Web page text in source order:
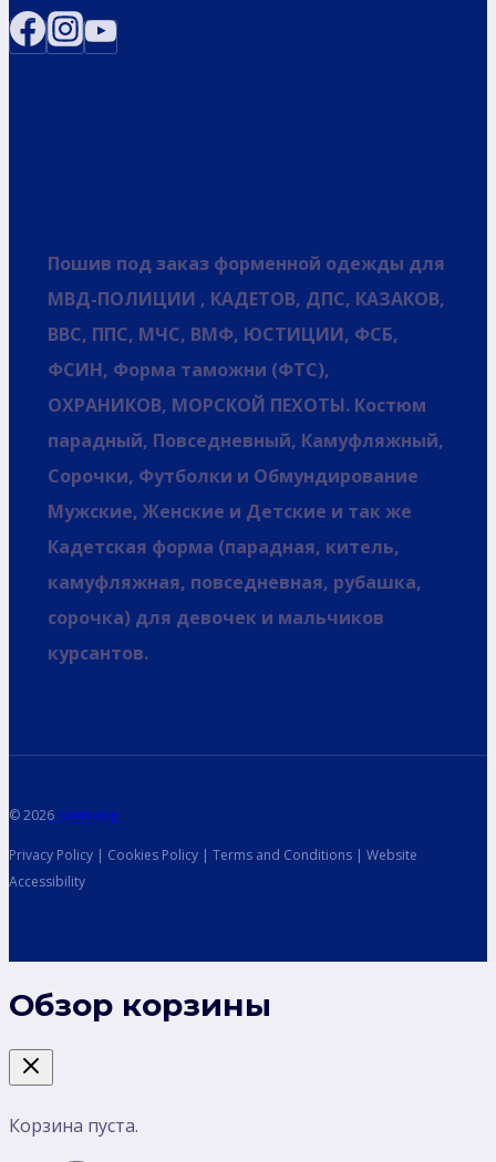
Пошив под заказ форменной одежды для
МВД-ПОЛИЦИИ , КАДЕТОВ, ДПС, КАЗАКОВ,
ВВС, ППС, МЧС, ВМФ, ЮСТИЦИИ, ФСБ,
ФСИН, Форма таможни (ФТС),
ОХРАНИКОВ, МОРСКОЙ ПЕХОТЫ. Костюм
парадный, Повседневный, Камуфляжный,
Сорочки, Футболки и Обмундирование
Мужские, Женские и Детские и так же
Кадетская форма (парадная, китель,
камуфляжная, повседневная, рубашка,
сорочка) для девочек и мальчиков
курсантов.
© 2026 spetsvoin
Privacy Policy | Cookies Policy | Terms and Conditions | Website
Accessibility
Обзор корзины
Корзина пуста.